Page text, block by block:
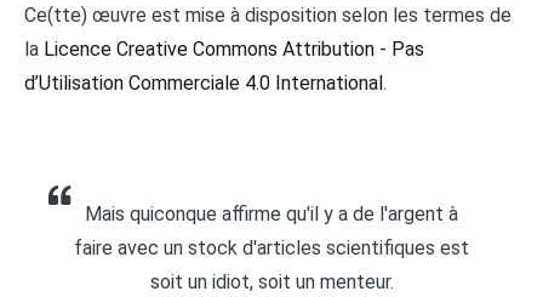
Ce(tte) œuvre est mise à disposition selon les termes de
la Licence Creative Commons Attribution - Pas
d’Utilisation Commerciale 4.0 International.
Mais quiconque affirme qu'il y a de l'argent à
faire avec un stock d'articles scientifiques est
soit un idiot, soit un menteur.